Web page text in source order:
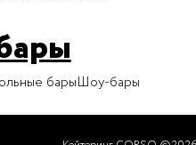
барыШоу-бары